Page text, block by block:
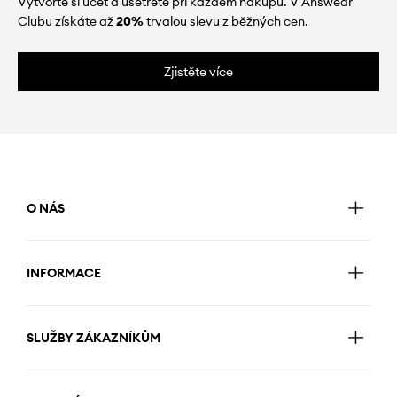
Clubu získáte až20%trvalou slevu z běžných cen.
Zjistěte více
O NÁS
INFORMACE
SLUŽBY ZÁKAZNÍKŮM